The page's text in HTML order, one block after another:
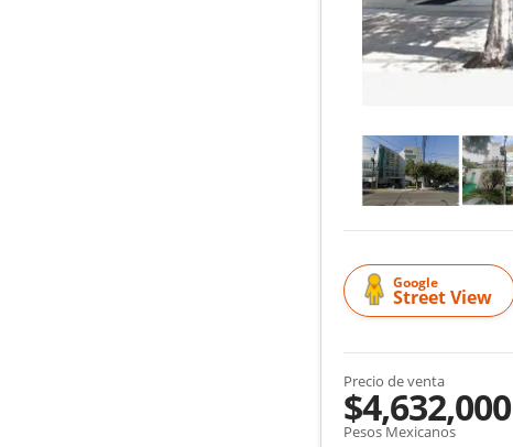
Google
Street View
Precio de venta
$4,632,000
Pesos Mexicanos